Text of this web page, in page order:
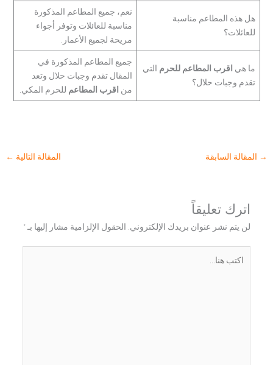
هل هذه المطاعم مناسبة
للعائلات؟
نعم، جميع المطاعم المذكورة
مناسبة للعائلات وتوفر أجواء
مريحة لجميع الأعمار.
ما هي اقرب المطاعم للحرم التي
تقدم وجبات حلال؟
جميع المطاعم المذكورة في
المقال تقدم وجبات حلال وتعد
من اقرب المطاعم للحرم المكي.
→ المقالة السابقة المقالة التالية ←
اترك تعليقاً
لن يتم نشر عنوان بريدك الإلكتروني. الحقول الإلزامية مشار إليها بـ *
هنا...